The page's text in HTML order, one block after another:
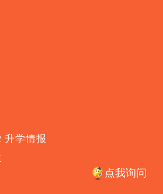
点我询问
升学情报